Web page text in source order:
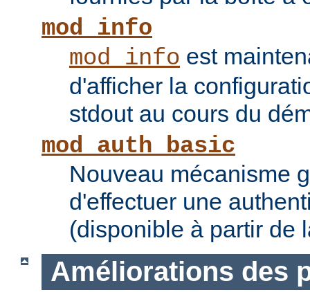
mod_info
mod_info est
d'afficher la
stdout au cours du
mod_auth_basic
Nouveau mécanisme
d'effectuer une
(disponible à partir de
Améliorations des